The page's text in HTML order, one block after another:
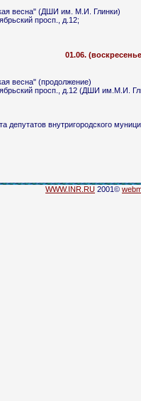
весна" (ДШИ им. М.И. Глинки)
просп., д.12;
01.06.
весна" (продолжение)
просп., д.12 (ДШИ им.М.И.
депутатов внутригородского
WWW.INR.RU 2001©